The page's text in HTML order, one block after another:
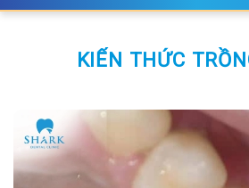
KIẾN THỨC